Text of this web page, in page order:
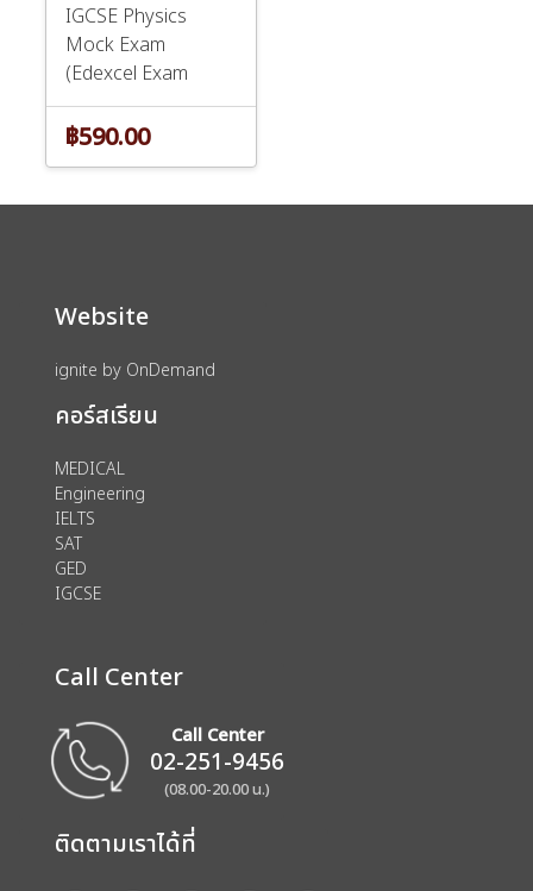
IGCSE Physics
Mock Exam
(Edexcel Exam
Board) 12 Ap
฿590.00
Website
ignite by OnDemand
คอร์สเรียน
MEDICAL
Engineering
IELTS
SAT
GED
IGCSE
Call Center
Call Center
02-251-9456
(08.00-20.00 น.)
ติดตามเราได้ที่